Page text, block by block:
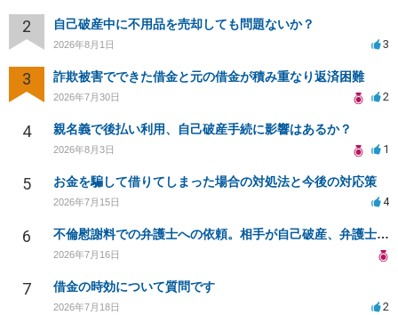
2 自己破産中に不用品を売却しても問題ないか？
2026年8月1日 3
3 詐欺被害でできた借金と元の借金が積み重なり返済困難
2026年7月30日 2
4 親名義で後払い利用、自己破産手続に影響はあるか？
2026年8月3日 1
5 お金を騙して借りてしまった場合の対処法と今後の対応策
2026年7月15日 4
6 不倫慰謝料での弁護士への依頼。相手が自己破産、弁護士との契約範囲は？
2026年7月16日
7 借金の時効について質問です
2026年7月18日 2